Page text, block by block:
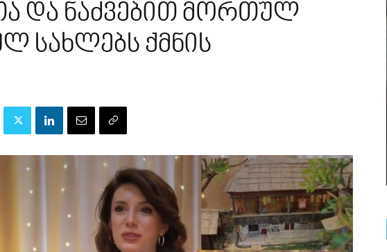
და ნაძვებით მორთულ
სახლებს ქმნის